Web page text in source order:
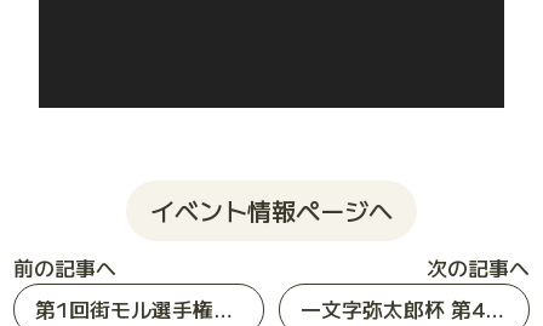
イベント情報ページへ
前の記事へ
第1回街モル選手権大会 in Rivace 開催決定
次の記事へ
一文字弥太郎杯 第4回モルック広島大会開催決定